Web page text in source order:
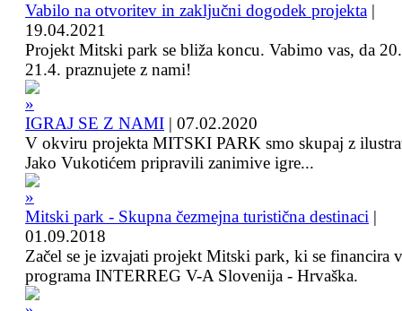
Vabilo na otvoritev in zaključni dogodek projekta |
19.04.2021
Projekt Mitski park se bliža koncu. Vabimo vas, da
21.4. praznujete z nami!
IGRAJ SE Z NAMI | 07.02.2020
V okviru projekta MITSKI PARK smo skupaj z
Jako Vukotićem pripravili zanimive igre...
Mitski park - Skupna čezmejna turistična destinaci |
01.09.2018
Začel se je izvajati projekt Mitski park, ki se financira
programa INTERREG V-A Slovenija - Hrvaška.